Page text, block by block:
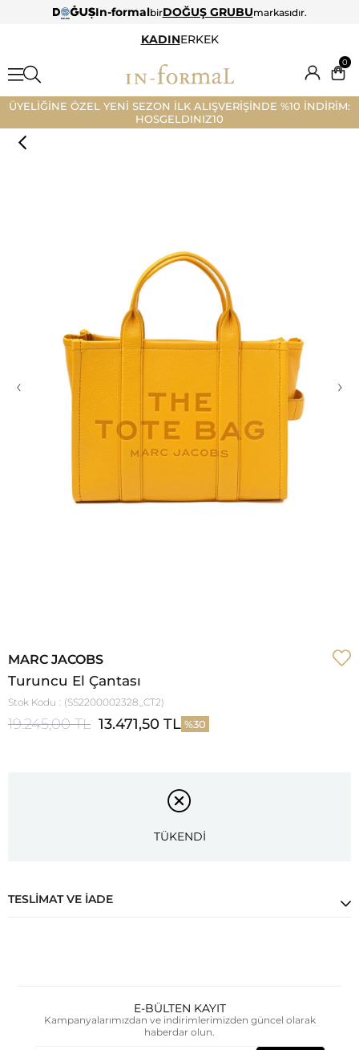
In-formalbirDOĞUŞ GRUBUmarkasıdır.
KADINERKEK
0
ÜYELİĞİNE ÖZEL YENİ SEZON İLK ALIŞVERİŞİNDE %10 İNDİRİM:
HOSGELDINIZ10
‹ ›
MARC JACOBS
Turuncu El Çantası
Stok Kodu (SS2200002328_CT2)
19.245,00 TL 13.471,50 TL 30
TÜKENDİ
TESLIMAT VE İADE
E-BÜLTEN KAYIT
Kampanyalarımızdan ve indirimlerimizden güncel olarak
haberdar olun.